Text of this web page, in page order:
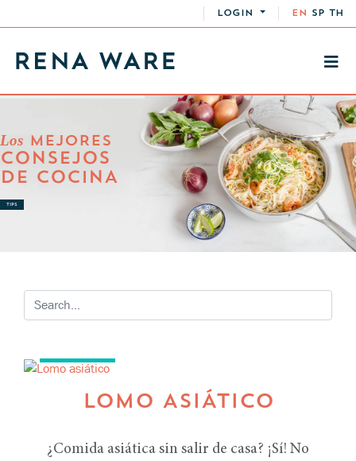
LOGIN EN SP TH
Los MEJORES
CONSEJOS
DE COCINA
TIPS
LOMO ASIÁTICO
¿Comida asiática sin salir de casa? ¡Sí! No